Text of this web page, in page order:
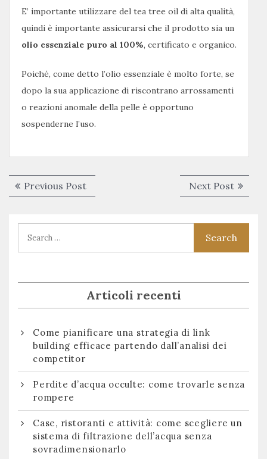
E’ importante utilizzare del tea tree oil di alta qualità,
quindi è importante assicurarsi che il prodotto sia un
olio essenziale puro al 100%, certificato e organico.
Poiché, come detto l’olio essenziale è molto forte, se
dopo la sua applicazione di riscontrano arrossamenti
o reazioni anomale della pelle è opportuno
sospenderne l’uso.
Navigazione
articoli
Previous PostPrevious
post:
Next PostNext
post:
Articoli recenti
Come pianificare una strategia di link
building efficace partendo dall’analisi dei
competitor
Perdite d’acqua occulte: come trovarle senza
rompere
Case, ristoranti e attività: come scegliere un
sistema di filtrazione dell’acqua senza
sovradimensionarlo